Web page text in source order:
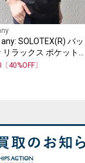
SOLOTEX(R) バッ
リラックス ポケット付
ートリーブ Tシャツ
〔40%OFF〕